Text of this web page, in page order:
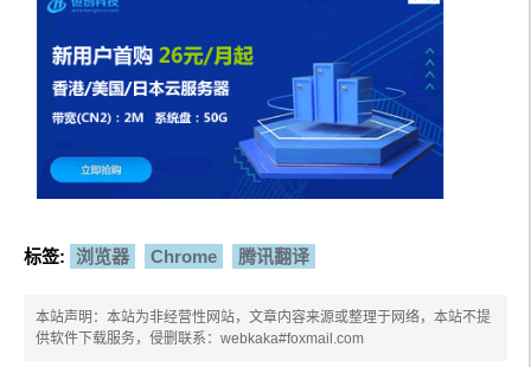
标签: 浏览器 Chrome 腾讯翻译
本站声明：本站为非经营性网站，文章内容来源或整理于网络，本站不提
供软件下载服务，侵删联系：webkaka#foxmail.com